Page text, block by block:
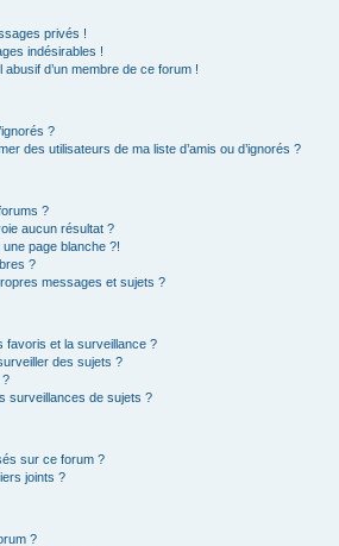
privés !
indésirables !
d’un membre de ce forum !
?
des utilisateurs de ma liste d’amis ou d’ignorés ?
?
aucun résultat ?
page blanche ?!
?
messages et sujets ?
favoris et la surveillance ?
des sujets ?
?
surveillances de sujets ?
sur ce forum ?
joints ?
?